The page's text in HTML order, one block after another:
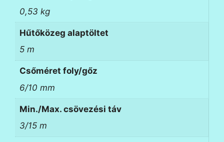
0,53 kg
Hűtőközeg alaptöltet
5 m
Csőméret foly/gőz
6/10 mm
Min./Max. csövezési táv
3/15 m